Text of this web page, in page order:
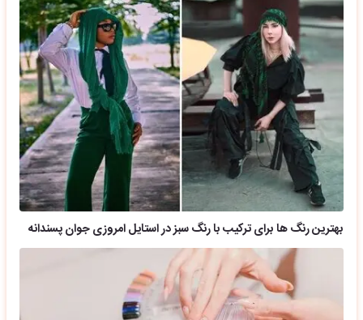
بهترین رنگ ها برای ترکیب با رنگ سبز در استایل امروزی جوان پسندانه